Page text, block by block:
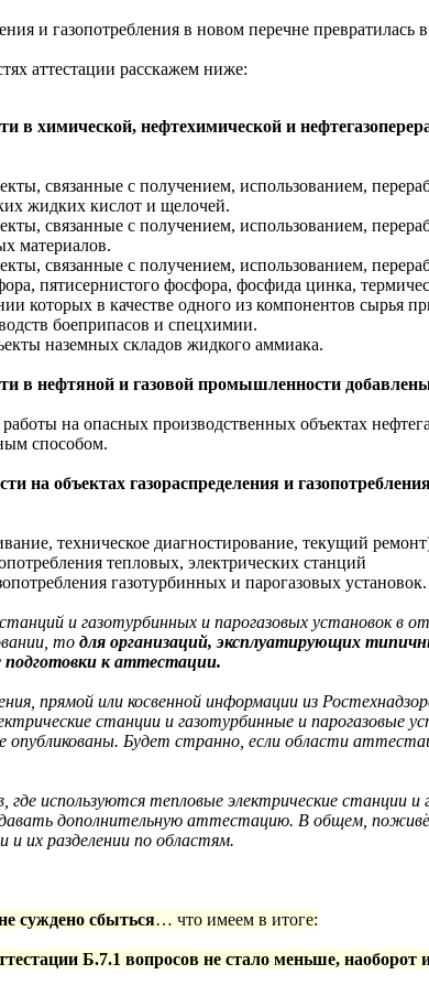
и газопотребления в новом перечне превратилась
аттестации расскажем ниже:
в химической, нефтехимической и
связанные с получением, использованием,
жидких кислот и щелочей.
связанные с получением, использованием,
материалов.
связанные с получением, использованием,
пятисернистого фосфора, фосфида цинка,
которых в качестве одного из компонентов сырья
боеприпасов и спецхимии.
наземных складов жидкого аммиака.
в нефтяной и газовой промышленности
на опасных производственных объектах
способом.
на объектах газораспределения и
техническое диагностирование, текущий
тепловых, электрических станций
газотурбинных и парогазовых установок.
и газотурбинных и парогазовых установок в
то для организаций, эксплуатирующих
подготовки к аттестации.
прямой или косвенной информации из
станции и газотурбинные и парогазовые
Будет странно, если области
используются тепловые электрические станции и
дополнительную аттестацию. В общем,
и их разделении по областям.
суждено сбыться… что имеем в итоге:
Б.7.1 вопросов не стало меньше, наоборот